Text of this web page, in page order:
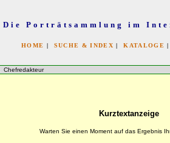
Die Porträtsammlung im
HOME | SUCHE & INDEX |KATALOGE
Kurztextanzeige
Warten Sie einen Moment auf das Ergebnis